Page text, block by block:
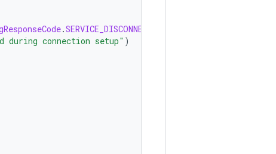
.SERVICE_DISCONNECTED
during connection setup" )